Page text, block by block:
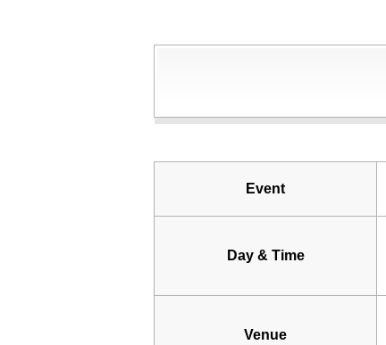
Event
Day & Time
Venue